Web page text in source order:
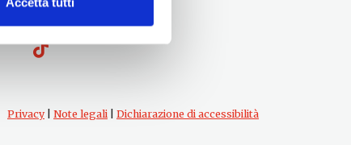
Privacy| Note legali Dichiarazione di accessibilità